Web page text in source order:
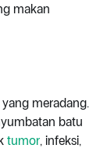
makan
meradang.
batu
tumor, infeksi,